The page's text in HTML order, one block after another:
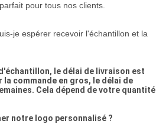
pour tous nos clients.
je espérer recevoir l'échantillon et la
le délai de livraison est
la commande en gros, le délai de
Cela dépend de votre quantité
notre logo personnalisé ?